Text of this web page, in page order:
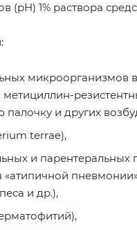
(рН) 1% раствора
микроорганизмов
палочку и других
terrae),
и парентеральных
пневмонии»
и др.),